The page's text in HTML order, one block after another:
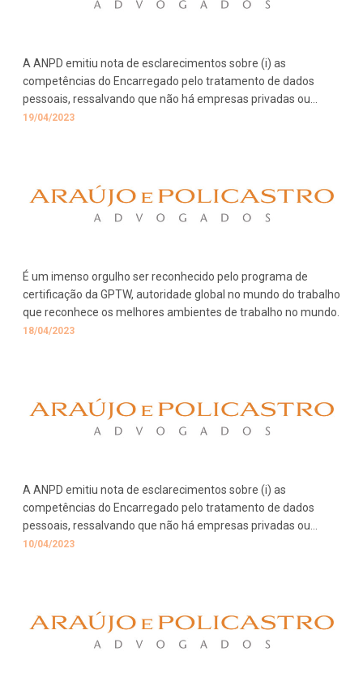
A ANPD emitiu nota de esclarecimentos sobre (i) as
competências do Encarregado pelo tratamento de dados
pessoais, ressalvando que não há empresas privadas ou
associações licenciadas para a formação da função ou
com a lei.
19/04/2023
É um imenso orgulho ser reconhecido pelo programa de
certificação da GPTW, autoridade global no mundo do trabalho
que reconhece os melhores ambientes de trabalho no mundo.
18/04/2023
A ANPD emitiu nota de esclarecimentos sobre (i) as
competências do Encarregado pelo tratamento de dados
pessoais, ressalvando que não há empresas privadas ou
associações licenciadas para a formação da função ou
com a lei.
10/04/2023